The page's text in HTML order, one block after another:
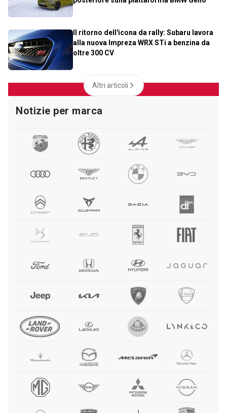
Il ritorno dell'icona da rally: Subaru lavora
alla nuova Impreza WRX STi a benzina da
oltre 300 CV
Altri articoli
Notizie per marca